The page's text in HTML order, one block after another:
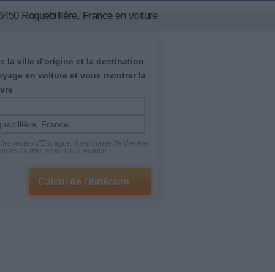
Roquebillière, France en voiture
la ville d'origine et la destination
en voiture et vous montrer la
routes d'Espagne, il est conseillé d'entrer
la ville: États-Unis, France,